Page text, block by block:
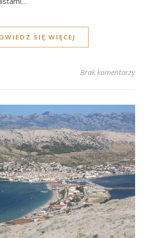
SIĘ WIĘCEJ
Brak komentarzy